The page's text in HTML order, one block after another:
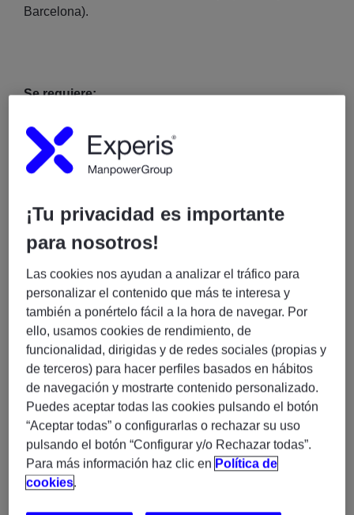
Barcelona).
Se requiere:
Grado/Licenciatura en Ingeniería Informática,
Telecomunicaciones, Software, o Derecho con
especialización en seguridad de la información.
gestión de riesgos, participando en proyectos
Inglés avanzado. Valorable otros idiomas.
Certificaciones valoradas: CISA, CISM, CISSP,
ISO 27001, GDPR.
Te encargarás de:
Auditoría de seguridad y evaluación de controles
según estándares internacionales (ISO 27001,
NIS2).
Análisis y gestión de riesgos tecnológicos,
proponiendo acciones correctivas.
Asesoramiento en normativas y regulaciones
(GDPR, SOC, PCI DSS).
Evaluación y mejora de la respuesta ante
¡Tu privacidad es importante
para nosotros!
Las cookies nos ayudan a analizar el tráfico para
personalizar el contenido que más te interesa y
también a ponértelo fácil a la hora de navegar. Por
ello, usamos cookies de rendimiento, de
funcionalidad, dirigidas y de redes sociales (propias y
de terceros) para hacer perfiles basados en hábitos
de navegación y mostrarte contenido personalizado.
Puedes aceptar todas las cookies pulsando el botón
“Aceptar todas” o configurarlas o rechazar su uso
pulsando el botón “Configurar y/o Rechazar todas”.
Para más información haz clic en Política de
cookies.